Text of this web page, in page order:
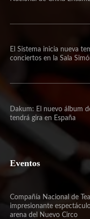
El Sistema inicia nueva
conciertos en la Sala
Dakum: El nuevo álbum
tendrá gira en España
Eventos
Compañía Nacional de
impresionante
arena del Nuevo Circo